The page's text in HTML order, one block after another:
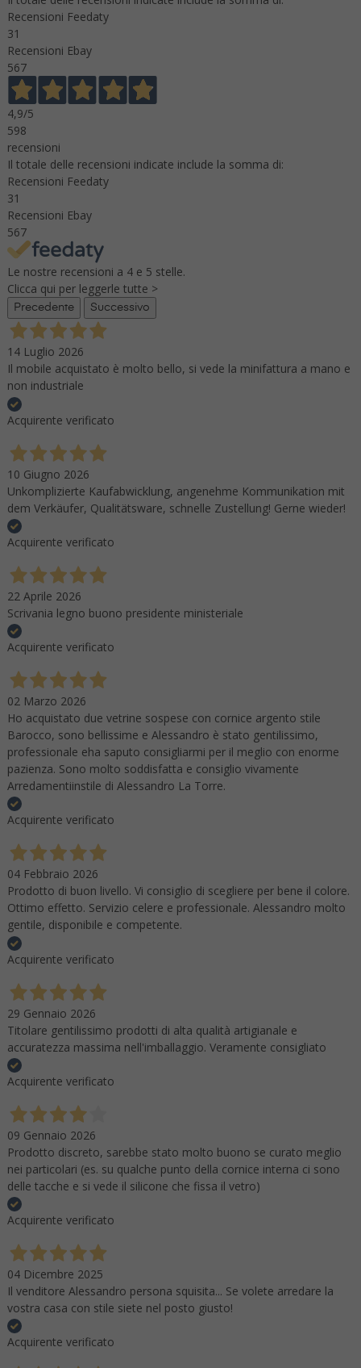
Recensioni Feedaty
31
Recensioni Ebay
567
4,9/5
598
recensioni
Il totale delle recensioni indicate include la somma di:
Recensioni Feedaty
31
Recensioni Ebay
567
Le nostre recensioni a 4 e 5 stelle.
Clicca qui per leggerle tutte >
Precedente Successivo
14 Luglio 2026
Il mobile acquistato è molto bello, si vede la minifattura a mano e
non industriale
Acquirente verificato
10 Giugno 2026
Unkomplizierte Kaufabwicklung, angenehme Kommunikation mit
dem Verkäufer, Qualitätsware, schnelle Zustellung! Gerne wieder!
Acquirente verificato
22 Aprile 2026
Scrivania legno buono presidente ministeriale
Acquirente verificato
02 Marzo 2026
Ho acquistato due vetrine sospese con cornice argento stile
Barocco, sono bellissime e Alessandro è stato gentilissimo,
professionale eha saputo consigliarmi per il meglio con enorme
pazienza. Sono molto soddisfatta e consiglio vivamente
Arredamentiinstile di Alessandro La Torre.
Acquirente verificato
04 Febbraio 2026
Prodotto di buon livello. Vi consiglio di scegliere per bene il colore.
Ottimo effetto. Servizio celere e professionale. Alessandro molto
gentile, disponibile e competente.
Acquirente verificato
29 Gennaio 2026
Titolare gentilissimo prodotti di alta qualità artigianale e
accuratezza massima nell'imballaggio. Veramente consigliato
Acquirente verificato
09 Gennaio 2026
Prodotto discreto, sarebbe stato molto buono se curato meglio
nei particolari (es. su qualche punto della cornice interna ci sono
delle tacche e si vede il silicone che fissa il vetro)
Acquirente verificato
04 Dicembre 2025
Il venditore Alessandro persona squisita... Se volete arredare la
vostra casa con stile siete nel posto giusto!
Acquirente verificato